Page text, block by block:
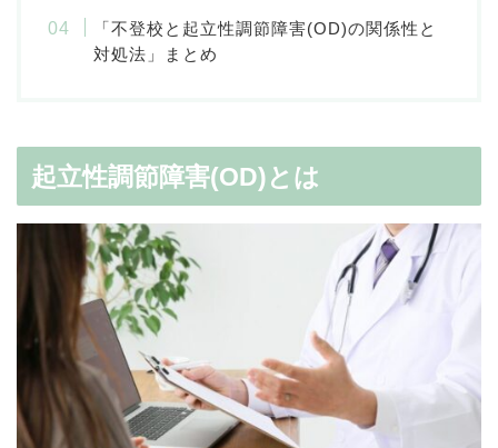
「不登校と起立性調節障害(OD)の関係性と
対処法」まとめ
起立性調節障害(OD)とは